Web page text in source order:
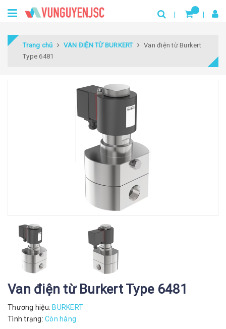
Trang chủ VAN ĐIỆN TỪ BURKERT
Van điện từ Burkert
Type 6481
Van điện từ Burkert Type 6481
Thương hiệu: BURKERT
Tình trạng: Còn hàng